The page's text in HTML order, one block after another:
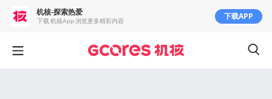
机核-探索热爱
下载 机核App 浏览更多精彩内容 下载APP